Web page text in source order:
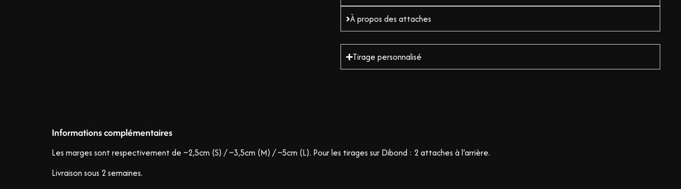
À propos des attaches
Tirage personnalisé
Informations complémentaires
Les marges sont respectivement de ~2,5cm (S) / ~3,5cm (M) / ~5cm (L). Pour les tirages sur Dibond : 2 attaches à l’arrière.
Livraison sous 2 semaines.